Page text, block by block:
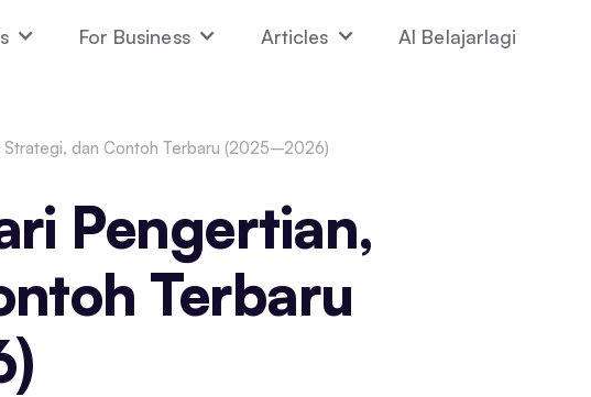
For Business Articles AI Belajarlagi
dan Contoh Terbaru (2025–2026)
Pengertian,
Terbaru